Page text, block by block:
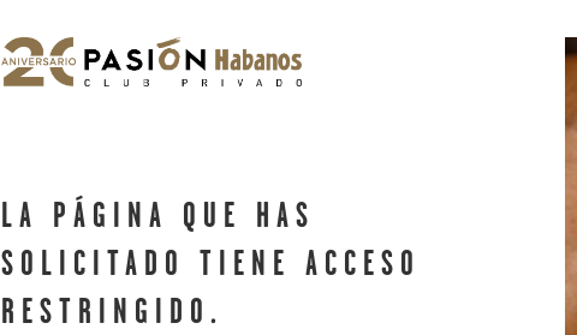
LA PÁGINA QUE HAS
SOLICITADO TIENE ACCESO
RESTRINGIDO.